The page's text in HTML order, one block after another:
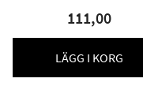
111,00
LÄGG I KORG